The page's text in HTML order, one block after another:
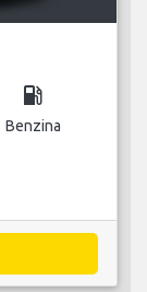
local_gas_station
Benzina